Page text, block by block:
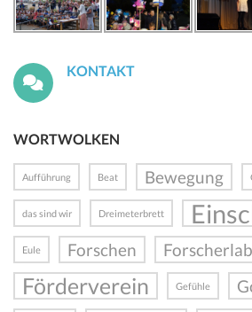
KONTAKT
WORTWOLKEN
Aufführung Beat Bewegung
das sind wir Dreimeterbrett
Eule Forschen
Förderverein Gefühle